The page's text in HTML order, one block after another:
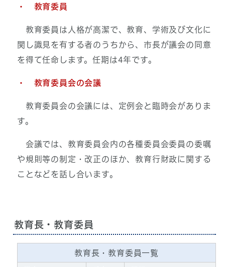
・ 教育委員
教育委員は人格が高潔で、教育、学術及び文化に
関し識見を有する者のうちから、市長が議会の同意
を得て任命します。任期は4年です。
・ 教育委員会の会議
教育委員会の会議には、定例会と臨時会がありま
す。
会議では、教育委員会内の各種委員会委員の委嘱
や規則等の制定・改正のほか、教育行財政に関する
ことなどを話し合います。
教育長・教育委員
教育長・教育委員一覧